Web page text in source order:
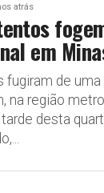
atrás
em
de uma
na região
desta